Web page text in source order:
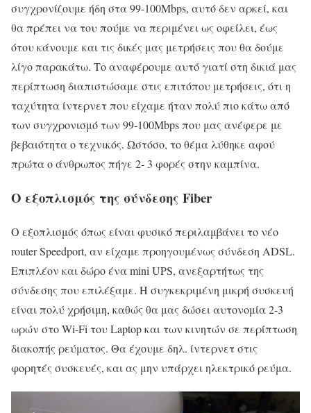
συγχρονίζουμε ήδη στα 99-100Mbps, αυτό δεν αρκεί, και
θα πρέπει να του πούμε να περιμένει ως οφείλει, έως
ότου κάνουμε και τις δικές μας μετρήσεις που θα δούμε
λίγο παρακάτω. Το αναφέρουμε αυτό γιατί στη δικιά μας
περίπτωση διαπιστώσαμε στις επιτόπου μετρήσεις, ότι η
ταχύτητα ίντερνετ που είχαμε ήταν πολύ πιο κάτω από
των συγχρονισμό των 99-100Mbps που μας ανέφερε με
βεβαιότητα ο τεχνικός. Ωστόσο, το θέμα λύθηκε αφού
πρώτα ο άνθρωπος πήγε 2- 3 φορές στην καμπίνα.
Ο εξοπλισμός της σύνδεσης Fiber
Ο εξοπλισμός όπως είναι φυσικό περιλαμβάνει το νέο
router Speedport, αν είχαμε προηγουμένως σύνδεση ADSL.
Επιπλέον και δώρο ένα mini UPS, ανεξαρτήτως της
σύνδεσης που επιλέξαμε. Η συγκεκριμένη μικρή συσκευή
είναι πολύ χρήσιμη, καθώς θα μας δώσει αυτονομία 2-3
ωρών στο Wi-Fi του Laptop και των κινητών σε περίπτωση
διακοπής ρεύματος. Θα έχουμε δηλ. ίντερνετ στις
φορητές συσκευές, και ας μην υπάρχει ηλεκτρικό ρεύμα.